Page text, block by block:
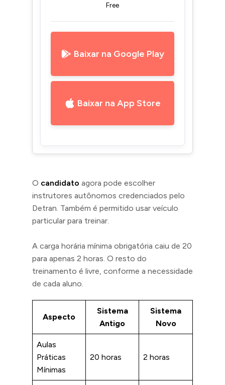
Free
Baixar na Google Play
Baixar na App Store
O candidato agora pode escolher
instrutores autônomos credenciados pelo
Detran. Também é permitido usar veículo
particular para treinar.
A carga horária mínima obrigatória caiu de 20
para apenas 2 horas. O resto do
treinamento é livre, conforme a necessidade
de cada aluno.
Aspecto
Sistema
Antigo
Sistema
Novo
Aulas
Práticas
Mínimas
20 horas 2 horas